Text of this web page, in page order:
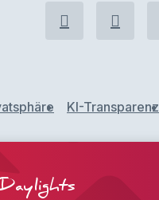
KI-Transparenz